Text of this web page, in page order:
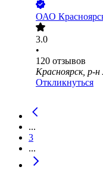
ОАО
3.0
•
120 отзывов
Красноярск, р-н
Откликнуться
...
3
...